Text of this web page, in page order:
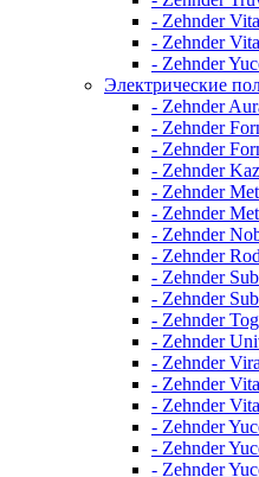
- Zehnder
- Zehnder
- Zehnder
Электрические
- Zehnder
- Zehnder
- Zehnder
- Zehnder
- Zehnder
- Zehnder
- Zehnder
- Zehnder
- Zehnder
- Zehnder
- Zehnder
- Zehnder
- Zehnder
- Zehnder
- Zehnder
- Zehnder
- Zehnder
- Zehnder